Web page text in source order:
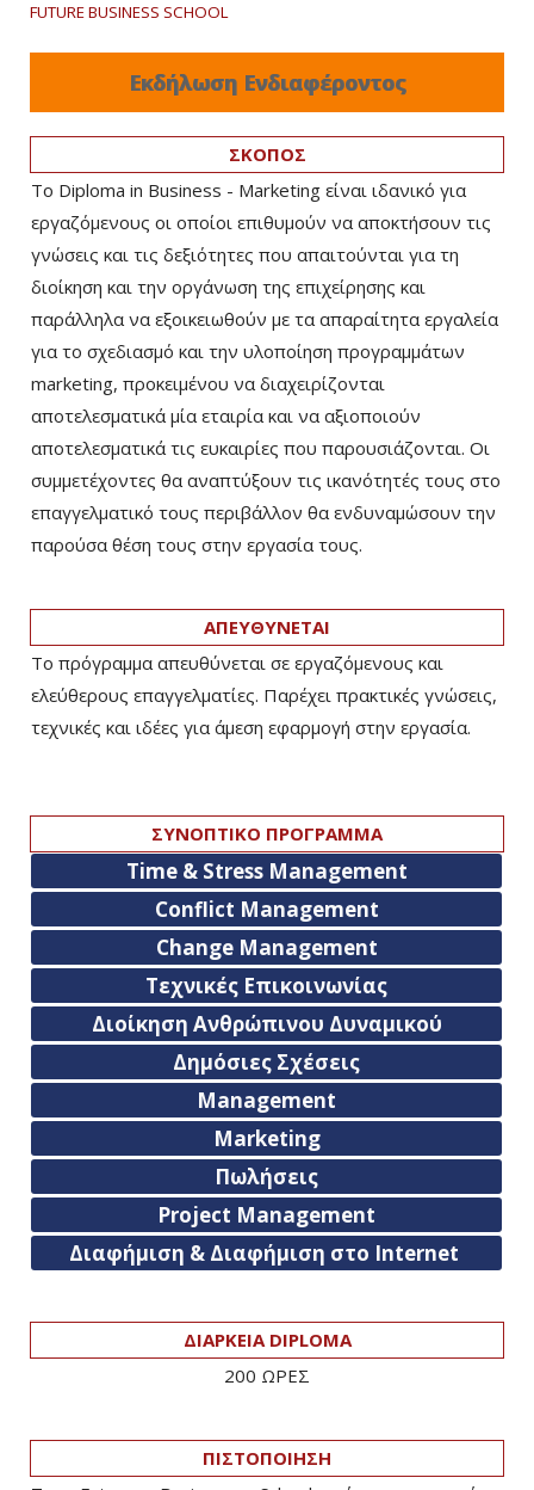
FUTURE BUSINESS SCHOOL
Εκδήλωση Ενδιαφέροντος
ΣΚΟΠΟΣ
Το Diploma in Business - Marketing είναι ιδανικό για
εργαζόμενους οι οποίοι επιθυμούν να αποκτήσουν τις
γνώσεις και τις δεξιότητες που απαιτούνται για τη
διοίκηση και την οργάνωση της επιχείρησης και
παράλληλα να εξοικειωθούν με τα απαραίτητα εργαλεία
για το σχεδιασμό και την υλοποίηση προγραμμάτων
marketing, προκειμένου να διαχειρίζονται
αποτελεσματικά μία εταιρία και να αξιοποιούν
αποτελεσματικά τις ευκαιρίες που παρουσιάζονται. Οι
συμμετέχοντες θα αναπτύξουν τις ικανότητές τους στο
επαγγελματικό τους περιβάλλον θα ενδυναμώσουν την
παρούσα θέση τους στην εργασία τους.
ΑΠΕΥΘΥΝΕΤΑΙ
Το πρόγραμμα απευθύνεται σε εργαζόμενους και
ελεύθερους επαγγελματίες. Παρέχει πρακτικές γνώσεις,
τεχνικές και ιδέες για άμεση εφαρμογή στην εργασία.
ΣΥΝΟΠΤΙΚΟ ΠΡΟΓΡΑΜΜΑ
Time & Stress Management
Conflict Management
Change Management
Τεχνικές Επικοινωνίας
Διοίκηση Ανθρώπινου Δυναμικού
Δημόσιες Σχέσεις
Management
Marketing
Πωλήσεις
Project Management
Διαφήμιση & Διαφήμιση στο Internet
ΔΙΑΡΚΕΙΑ DIPLOMA
200 ΩΡΕΣ
ΠΙΣΤΟΠΟΙΗΣΗ